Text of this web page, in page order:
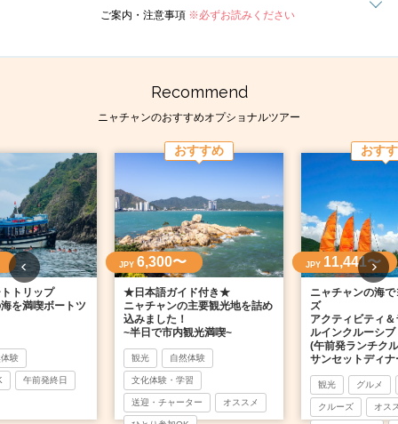
ご案内・注意事項 ※必ずお読みください
Recommend
ニャチャンのおすすめオプショナルツアー
トリップ
を満喫ボートツ
験
午前発終日
おすすめ
JPY 6,300〜
★日本語ガイド付き★
ニャチャンの主要観光地を詰め
込みました！
~半日で市内観光満喫~
観光 自然体験
文化体験・学習
送迎・チャーター オススメ
おす
JPY 11,441〜
ニャチャンの海
ズ
アクティビティ
ルインクルーシブ
(午前発ランチク
サンセットディ
観光 グルメ
クルーズ オス